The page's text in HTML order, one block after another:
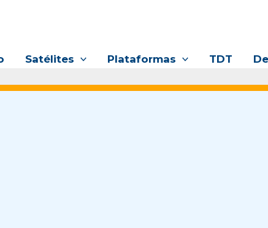
Satélites Plataformas TDT